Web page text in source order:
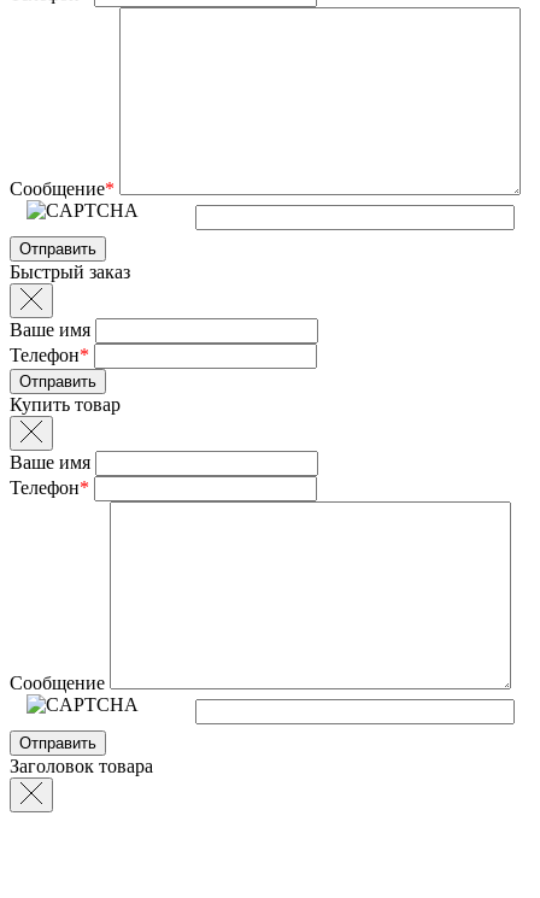
Сообщение*
Быстрый заказ
Ваше имя
Телефон*
Купить товар
Ваше имя
Телефон*
Сообщение
Заголовок товара